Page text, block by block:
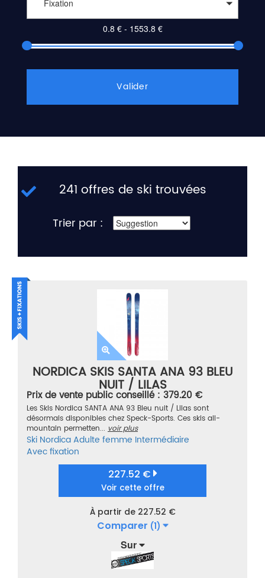
Fixation
Valider
241 offres de ski trouvées
Trier par :
NORDICA SKIS SANTA ANA 93 BLEU
NUIT / LILAS
Prix de vente public conseillé : 379.20 €
Les Skis Nordica SANTA ANA 93 Bleu nuit / Lilas sont
désormais disponibles chez Speck-Sports. Ces skis all-
mountain permetten... voir plus
Ski NordicaAdulte femme Intermédiaire
Avec fixation
227.52 €
Voir cette offre
À partir de 227.52 €
Comparer (1)
Sur